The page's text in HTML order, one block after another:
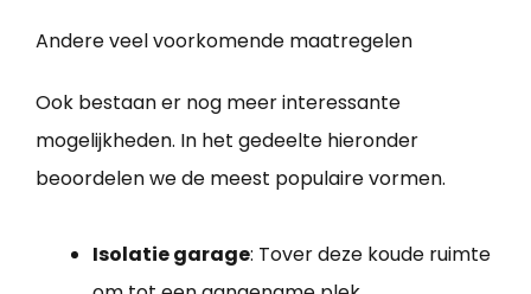
Andere veel voorkomende maatregelen
Ook bestaan er nog meer interessante
mogelijkheden. In het gedeelte hieronder
beoordelen we de meest populaire vormen.
Isolatie garage: Tover deze koude ruimte